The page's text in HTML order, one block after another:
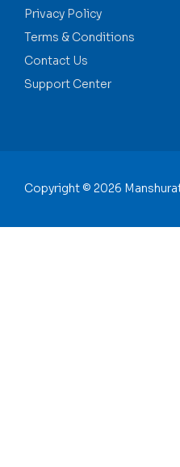
Privacy Policy
Terms & Conditions
Contact Us
Support Center
Copyright © 2026